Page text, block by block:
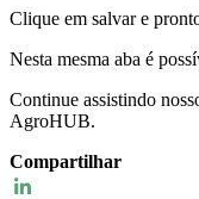
Clique em salvar e
Nesta mesma aba é
Continue assistindo
AgroHUB.
Compartilhar